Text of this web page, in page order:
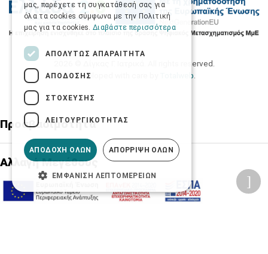
2026 © Δίγκας Γ. Ιατρικά. All rights reserved.
Developed with care by
Totalweb
Προσβασιμότητα
Αλλαγή Μεγέθους
A- A+
A
μας, παρέχετε τη συγκατάθεσή σας για
όλα τα cookies σύμφωνα με την Πολιτική
μας για τα cookies. Διαβάστε περισσότερα
ΑΠΟΛΎΤΩΣ ΑΠΑΡΑΊΤΗΤΑ
ΑΠΌΔΟΣΗΣ
ΣΤΌΧΕΥΣΗΣ
ΛΕΙΤΟΥΡΓΙΚΌΤΗΤΑΣ
ΑΠΟΔΟΧΉ ΌΛΩΝ ΑΠΌΡΡΙΨΗ ΌΛΩΝ
ΕΜΦΆΝΙΣΗ ΛΕΠΤΟΜΕΡΕΙΏΝ